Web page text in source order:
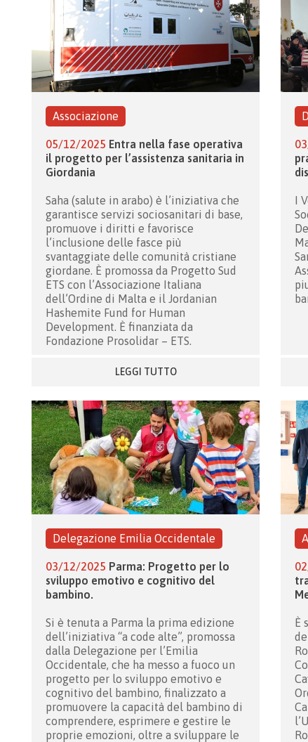
Associazione
05/12/2025 Entra nella fase operativa
il progetto per l’assistenza sanitaria in
Giordania
Saha (salute in arabo) è l’iniziativa che
garantisce servizi sociosanitari di base,
promuove i diritti e favorisce
l’inclusione delle fasce più
svantaggiate delle comunità cristiane
giordane. È promossa da Progetto Sud
ETS con l’Associazione Italiana
dell’Ordine di Malta e il Jordanian
Hashemite Fund for Human
Development. È finanziata da
Fondazione Prosolidar – ETS.
LEGGI TUTTO
I
Delegazione Emilia Occidentale
03/12/2025 Parma: Progetto per lo
sviluppo emotivo e cognitivo del
bambino.
Si è tenuta a Parma la prima edizione
dell’iniziativa “a code alte”, promossa
dalla Delegazione per l’Emilia
Occidentale, che ha messo a fuoco un
progetto per lo sviluppo emotivo e
cognitivo del bambino, finalizzato a
promuovere la capacità del bambino di
comprendere, esprimere e gestire le
proprie emozioni, oltre a sviluppare le
È